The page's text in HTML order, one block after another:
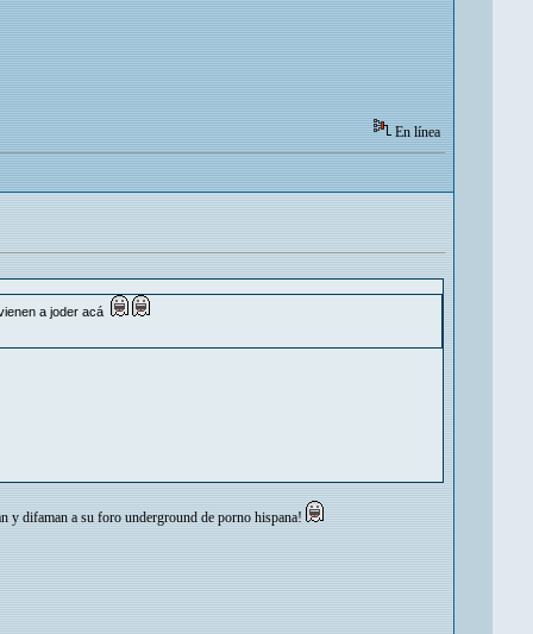
En línea
a joder acá
y difaman a su foro underground de porno hispana!